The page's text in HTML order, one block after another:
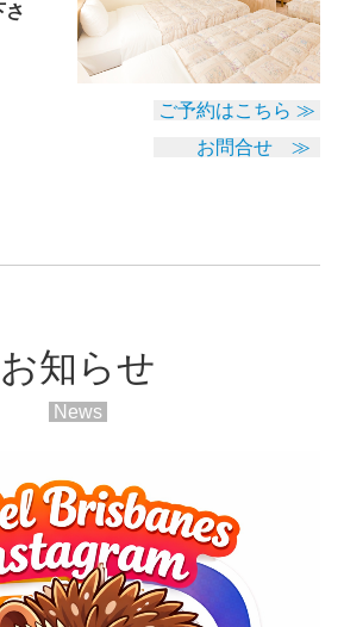
さ
ご予約はこちら ≫
お問合せ ≫
お知らせ
News